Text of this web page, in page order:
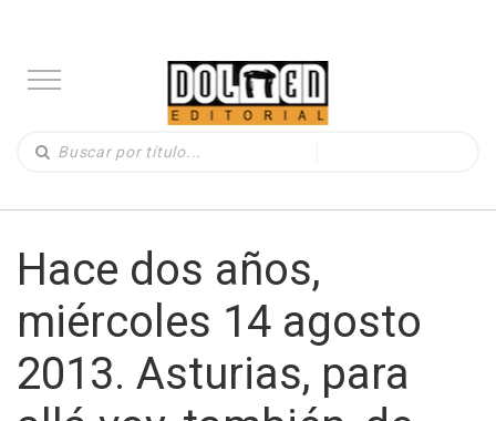
Hace dos años,
miércoles 14 agosto
2013. Asturias, para